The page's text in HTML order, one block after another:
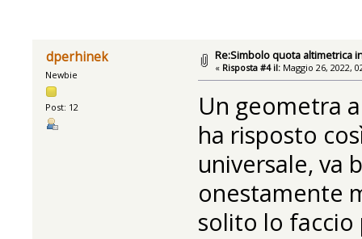
dperhinek
Newbie
Post: 12
Re:Simbolo quota altimetrica
« Risposta #4 il: Maggio 26, 2022,
Un geometra
ha risposto
universale, va
onestamente
solito lo faccio